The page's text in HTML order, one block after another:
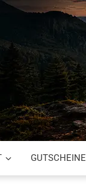
GUTSCHEINE